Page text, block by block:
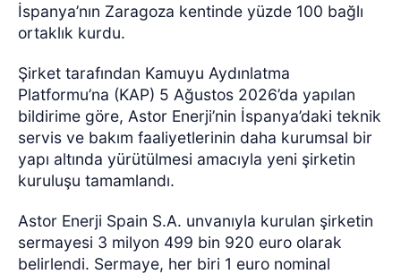
İspanya’nın Zaragoza kentinde yüzde 100 bağlı
ortaklık kurdu.
Şirket tarafından Kamuyu Aydınlatma
Platformu’na (KAP) 5 Ağustos 2026’da yapılan
bildirime göre, Astor Enerji’nin İspanya’daki teknik
servis ve bakım faaliyetlerinin daha kurumsal bir
yapı altında yürütülmesi amacıyla yeni şirketin
kuruluşu tamamlandı.
Astor Enerji Spain S.A. unvanıyla kurulan şirketin
sermayesi 3 milyon 499 bin 920 euro olarak
belirlendi. Sermaye, her biri 1 euro nominal